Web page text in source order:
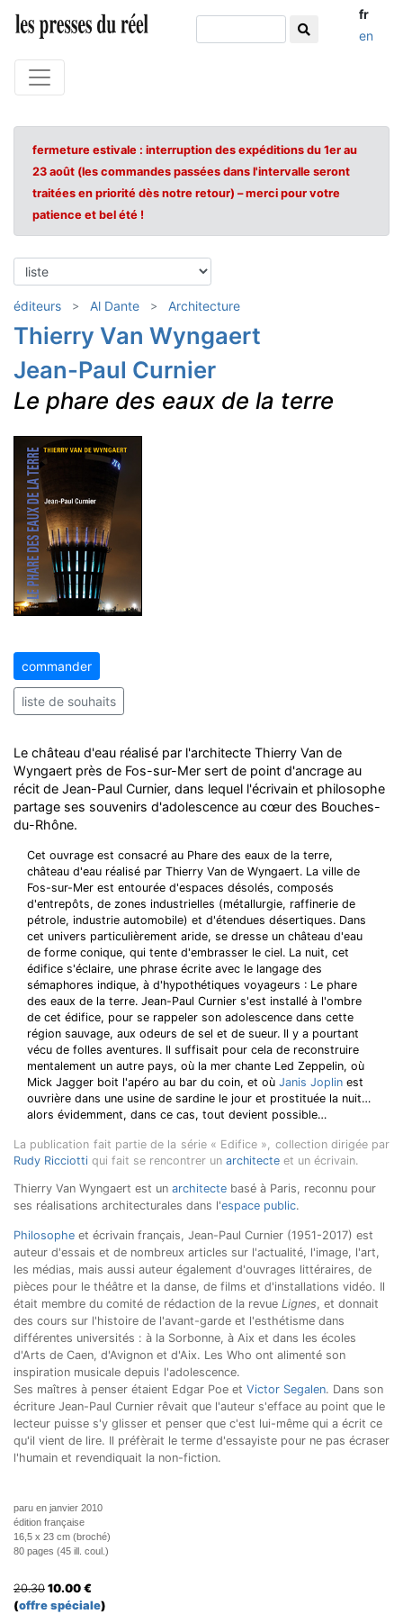
fr
en
fermeture estivale : interruption des expéditions du 1er au
23 août (les commandes passées dans l'intervalle seront
traitées en priorité dès notre retour) – merci pour votre
patience et bel été !
éditeurs Al Dante Architecture
Thierry Van Wyngaert
Jean-Paul Curnier
Le phare des eaux de la terre
commander
liste de souhaits
Le château d'eau réalisé par l'architecte Thierry Van de
Wyngaert près de Fos-sur-Mer sert de point d'ancrage au
récit de Jean-Paul Curnier, dans lequel l'écrivain et philosophe
partage ses souvenirs d'adolescence au cœur des Bouches-
du-Rhône.
Cet ouvrage est consacré au Phare des eaux de la terre,
château d'eau réalisé par Thierry Van de Wyngaert. La ville de
Fos-sur-Mer est entourée d'espaces désolés, composés
d'entrepôts, de zones industrielles (métallurgie, raffinerie de
pétrole, industrie automobile) et d'étendues désertiques. Dans
cet univers particulièrement aride, se dresse un château d'eau
de forme conique, qui tente d'embrasser le ciel. La nuit, cet
édifice s'éclaire, une phrase écrite avec le langage des
sémaphores indique, à d'hypothétiques voyageurs : Le phare
des eaux de la terre. Jean-Paul Curnier s'est installé à l'ombre
de cet édifice, pour se rappeler son adolescence dans cette
région sauvage, aux odeurs de sel et de sueur. Il y a pourtant
vécu de folles aventures. Il suffisait pour cela de reconstruire
mentalement un autre pays, où la mer chante Led Zeppelin, où
Mick Jagger boit l'apéro au bar du coin, et où Janis Joplin est
ouvrière dans une usine de sardine le jour et prostituée la nuit…
alors évidemment, dans ce cas, tout devient possible…
La publication fait partie de la série « Edifice », collection dirigée par
Rudy Ricciotti qui fait se rencontrer un architecte et un écrivain.
Thierry Van Wyngaert est un architecte basé à Paris, reconnu pour
ses réalisations architecturales dans l'espace public.
Philosophe et écrivain français, Jean-Paul Curnier (1951-2017) est
auteur d'essais et de nombreux articles sur l'actualité, l'image, l'art,
les médias, mais aussi auteur également d'ouvrages littéraires, de
pièces pour le théâtre et la danse, de films et d'installations vidéo. Il
était membre du comité de rédaction de la revue Lignes, et donnait
des cours sur l'histoire de l'avant-garde et l'esthétisme dans
différentes universités : à la Sorbonne, à Aix et dans les écoles
d'Arts de Caen, d'Avignon et d'Aix. Les Who ont alimenté son
inspiration musicale depuis l'adolescence.
Ses maîtres à penser étaient Edgar Poe et Victor Segalen. Dans son
écriture Jean-Paul Curnier rêvait que l'auteur s'efface au point que le
lecteur puisse s'y glisser et penser que c'est lui-même qui a écrit ce
qu'il vient de lire. Il préfèrait le terme d'essayiste pour ne pas écraser
l'humain et revendiquait la non-fiction.
paru en janvier 2010
édition française
16,5 x 23 cm (broché)
80 pages (45 ill. coul.)
20.30 10.00 €
(offre spéciale)